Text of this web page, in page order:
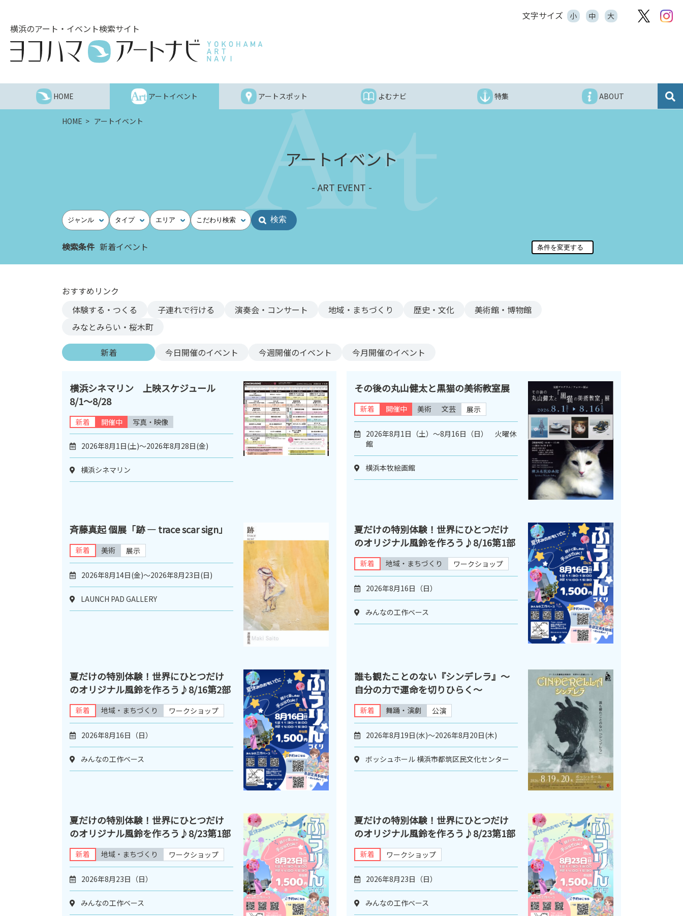
へ
文字サイズ 小 中 大
横浜のアート・イベント検索サイト
HOME アートイベント アートスポット よむナビ 特集 ABOUT
HOME アートイベント
アートイベント
ART EVENT
ジャンル タイプ エリア こだわり検索
検索条件 新着イベント
おすすめリンク
体験する・つくる
子連れで行ける 演奏会・コンサート 地域・まちづくり 歴史・文化
美術館・博物館
みなとみらい・桜木町
新着 今日開催のイベント 今週開催のイベント 今月開催のイベント
横浜シネマリン 上映スケジュール
8/1～8/28
新着 開催中 写真・映像
2026年8月1日(土)～2026年8月28日(金)
横浜シネマリン
その後の丸山健太と黒猫の美術教室展
新着 開催中 美術 文芸 展示
2026年8月1日（土）～8月16日（日） 火曜休
館
横浜本牧絵画館
斉藤真起 個展「跡 ― trace scar sign」
新着 美術 展示
2026年8月14日(金)～2026年8月23日(日)
LAUNCH PAD GALLERY
夏だけの特別体験！世界にひとつだけ
のオリジナル風鈴を作ろう♪8/16第1部
新着 地域・まちづくり ワークショップ
2026年8月16日（日）
みんなの工作ベース
夏だけの特別体験！世界にひとつだけ
のオリジナル風鈴を作ろう♪8/16第2部
新着 地域・まちづくり ワークショップ
2026年8月16日（日）
みんなの工作ベース
誰も観たことのない『シンデレラ』～
自分の力で運命を切りひらく～
新着 舞踊・演劇 公演
2026年8月19日(水)～2026年8月20日(木)
ボッシュホール 横浜市都筑区民文化センター
夏だけの特別体験！世界にひとつだけ
のオリジナル風鈴を作ろう♪8/23第1部
新着 地域・まちづくり ワークショップ
2026年8月23日（日）
みんなの工作ベース
夏だけの特別体験！世界にひとつだけ
のオリジナル風鈴を作ろう♪8/23第1部
新着 ワークショップ
2026年8月23日（日）
みんなの工作ベース